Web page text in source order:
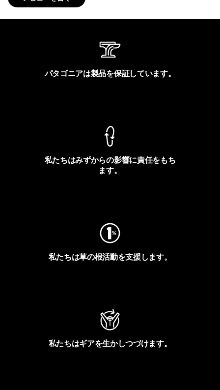
パタゴニアは製品を保証しています。
私たちはみずからの影響に責任をもち
ます。
私たちは草の根活動を支援します。
私たちはギアを生かしつづけます。